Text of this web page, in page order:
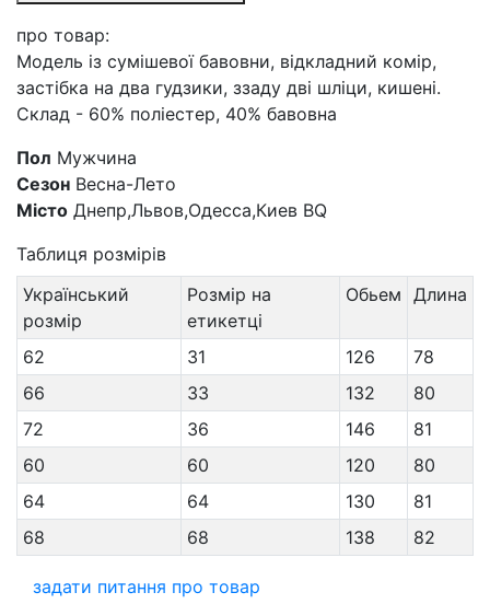
про товар:
Модель із сумішевої бавовни, відкладний комір,
застібка на два гудзики, ззаду дві шліци, кишені.
Склад - 60% поліестер, 40% бавовна
Пол Мужчина
Сезон Весна-Лето
Місто Днепр,Львов,Одесса,Киев BQ
Таблиця розмірів
Український
розмір
Розмір на
етикетці
Обьем Длина
62 31 126
78
66
33 132
80
72
36 146
81
60
60 120
80
64
64 130
81
68
68 138 82
задати питання про товар